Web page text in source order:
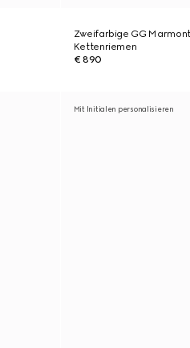
Zweifarbige GG
Kettenriemen
€ 890
Mit Initialen personalisieren